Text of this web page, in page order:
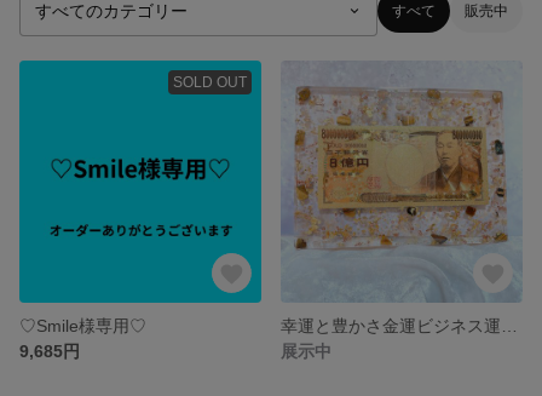
すべて 販売中
SOLD OUT
♡Smile様専用♡
9,685円
展示中